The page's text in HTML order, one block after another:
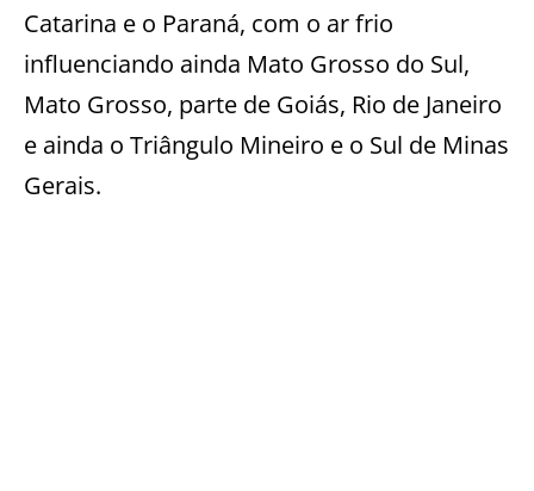
Catarina e o Paraná, com o ar frio
influenciando ainda Mato Grosso do Sul,
Mato Grosso, parte de Goiás, Rio de Janeiro
e ainda o Triângulo Mineiro e o Sul de Minas
Gerais.